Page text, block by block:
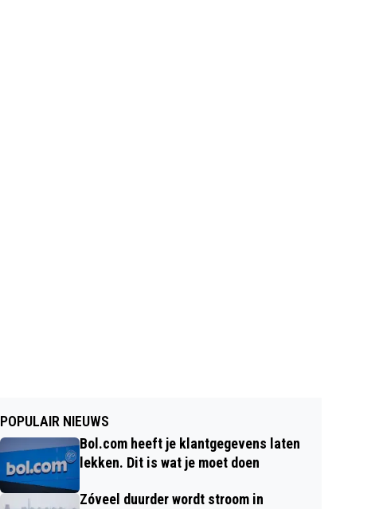
POPULAIR NIEUWS
Bol.com heeft je klantgegevens laten
lekken. Dit is wat je moet doen
Zóveel duurder wordt stroom in